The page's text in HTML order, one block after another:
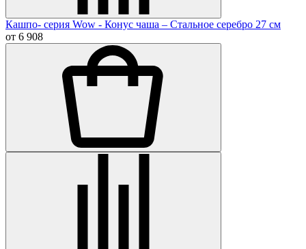
Кашпо- серия Wow - Конус чаша – Стальное серебро 27 см
от 6 908